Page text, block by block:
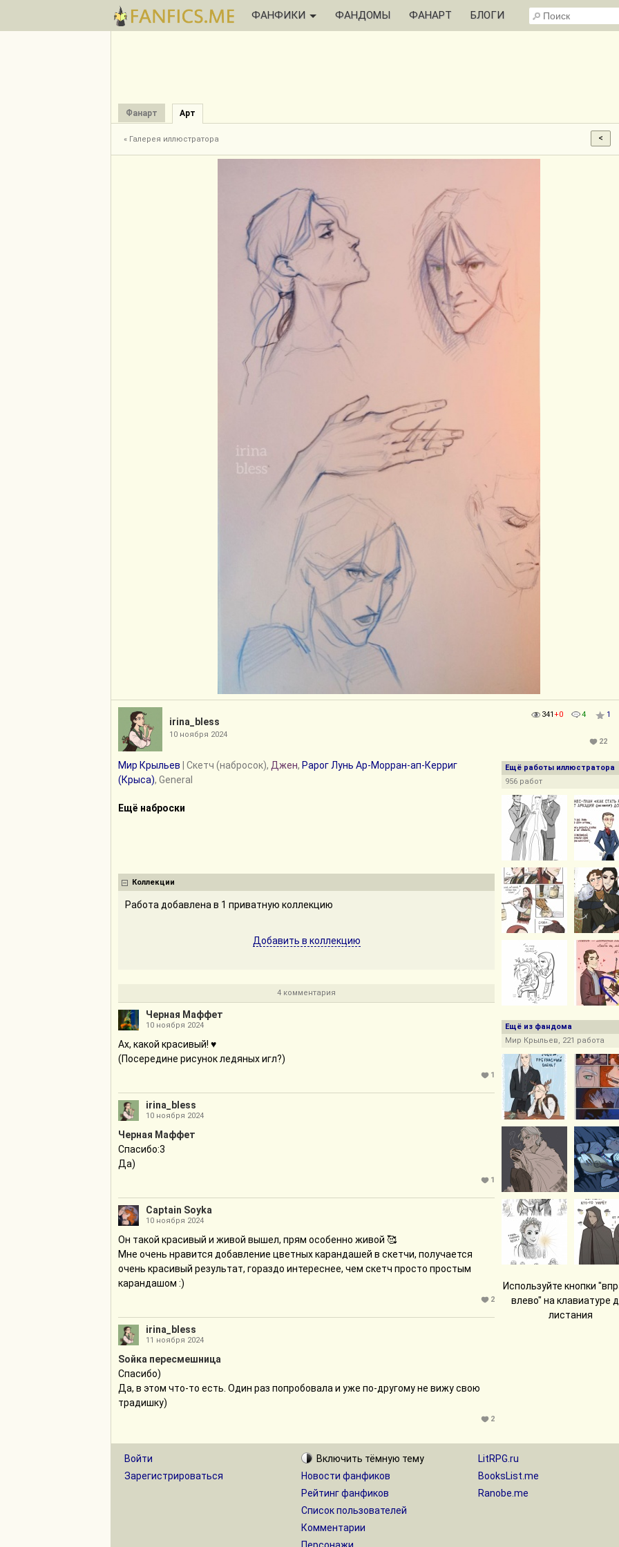
ФАНФИКИ ФАНДОМЫ ФАНАРТ БЛОГИ
Фанарт Арт
« Галерея иллюстратора
irina_bless
10 ноября 2024
Мир Крыльев | Скетч (набросок), Джен, Рарог Лунь Ар-Морран-ап-Керриг
(Крыса), General
Ещё наброски
Коллекции
Работа добавлена в 1 приватную коллекцию
Добавить в коллекцию
4 комментария
Черная Маффет
10 ноября 2024
Ах, какой красивый! ♥
(Посередине рисунок ледяных игл?)
1
irina_bless
10 ноября 2024
Черная Маффет
Спасибо:3
Да)
1
Captain Soyka
10 ноября 2024
Он такой красивый и живой вышел, прям особенно живой 🥰
Мне очень нравится добавление цветных карандашей в скетчи, получается
очень красивый результат, гораздо интереснее, чем скетч просто простым
карандашом :)
2
irina_bless
11 ноября 2024
Sойка пересмешница
Спасибо)
Да, в этом что-то есть. Один раз попробовала и уже по-другому не вижу свою
традишку)
2
341+0 4 1
22
Ещё работы иллюстратора
956 работ
Ещё из фандома
Мир Крыльев, 221 работа
Используйте кнопки
влево" на клавиатуре
листания
Войти
Зарегистрироваться
Включить тёмную тему
Новости фанфиков
Рейтинг фанфиков
Список пользователей
Комментарии
LitRPG.ru
BooksList.me
Ranobe.me